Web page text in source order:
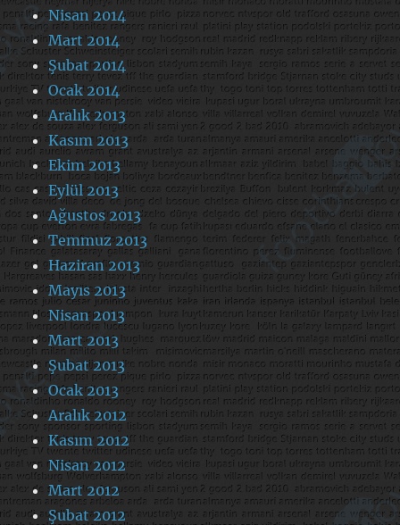
Nisan 2014
Mart 2014
Şubat 2014
Ocak 2014
Aralık 2013
Kasım 2013
Ekim 2013
Eylül 2013
Ağustos 2013
Temmuz 2013
Haziran 2013
Mayıs 2013
Nisan 2013
Mart 2013
Şubat 2013
Ocak 2013
Aralık 2012
Kasım 2012
Nisan 2012
Mart 2012
Şubat 2012